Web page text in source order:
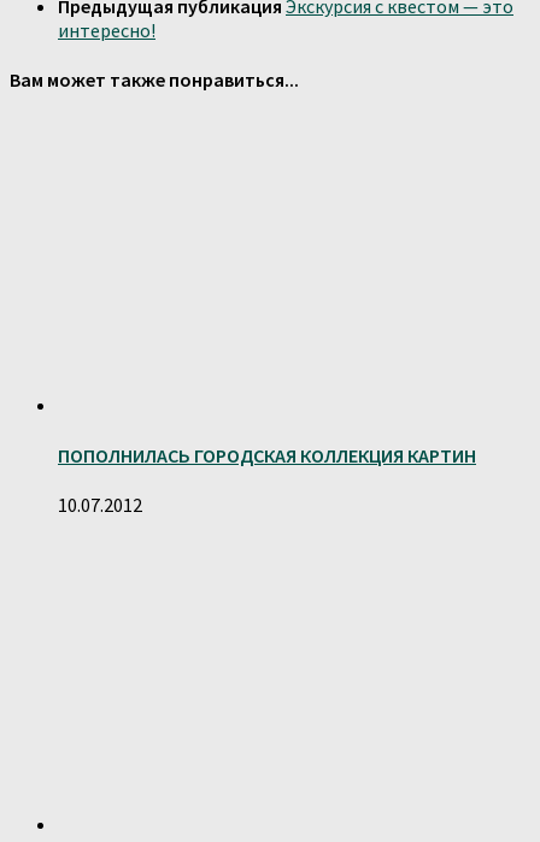
Предыдущая публикация Экскурсия с квестом — это
интересно!
Вам может также понравиться...
ПОПОЛНИЛАСЬ ГОРОДСКАЯ КОЛЛЕКЦИЯ КАРТИН
10.07.2012